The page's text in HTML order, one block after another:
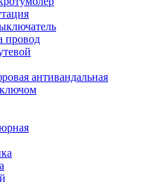
провод
антивандальная